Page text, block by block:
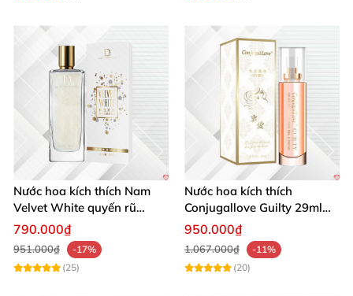
Nước hoa kích thích Nam
Velvet White quyến rũ
mạnh chai lớn
790.000₫
951.000₫
-17%
(25)
Nước hoa kích thích
Conjugallove Guilty 29ml
Pheromone Tăng khoái cảm
950.000₫
1.067.000₫
-11%
(20)